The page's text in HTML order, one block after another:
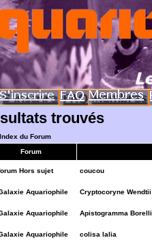
trouvés
du Forum
Forum
Hors sujet coucou
Aquariophile Cryptocoryne Wendtii
Aquariophile Apistogramma Borelli
Aquariophile colisa lalia